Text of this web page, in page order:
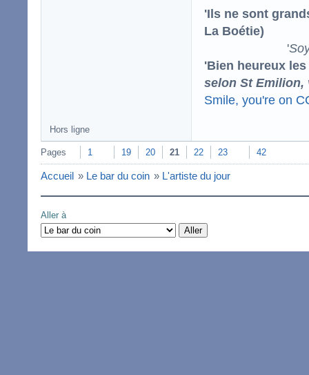
'Ils ne sont
La Boétie)
'
'Bien heureux
selon St Emilion,
Smile, you're on
Hors ligne
Pages 1 19 20 21 22 23 42
Accueil » Le bar du coin » L'artiste du jour
Aller à